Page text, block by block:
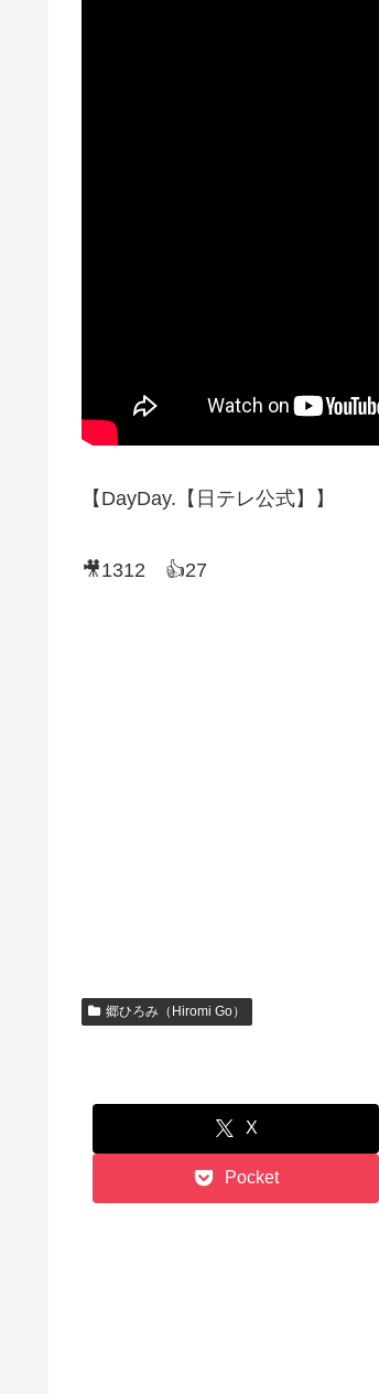
【DayDay.【日テレ公式】】
🎥1312 👍27
郷ひろみ（Hiromi Go）
X
Pocket